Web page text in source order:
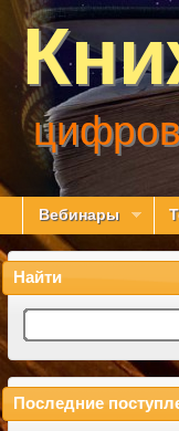
Вебинары
Найти
Последние